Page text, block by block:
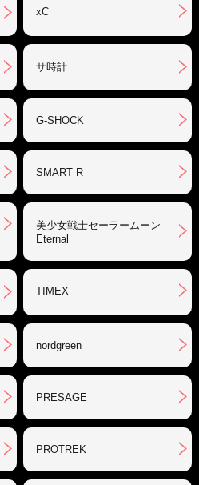
xC
サ時計
G-SHOCK
SMART R
美少女戦士セーラームーン
Eternal
TIMEX
nordgreen
PRESAGE
PROTREK